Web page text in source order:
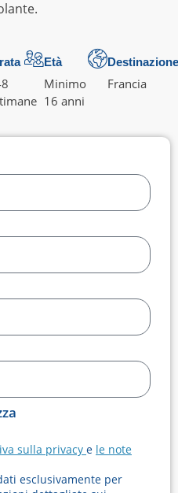
Età
Minimo
16 anni
Francia
sulla privacy e le note
esclusivamente per